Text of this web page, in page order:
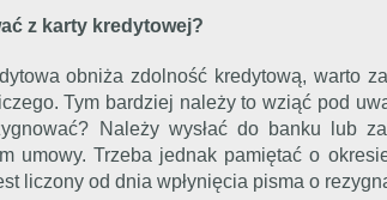
z karty kredytowej?
obniża zdolność kredytową, warto
Tym bardziej należy to wziąć pod
Należy wysłać do banku lub
umowy. Trzeba jednak pamiętać o
liczony od dnia wpłynięcia pisma o